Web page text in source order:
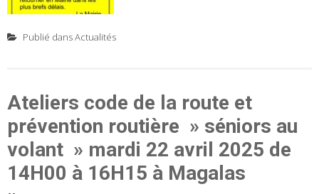
Publié dansActualités
Ateliers code de la route et
prévention routière » séniors au
volant » mardi 22 avril 2025 de
14H00 à 16H15 à Magalas